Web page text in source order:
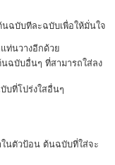
ฉบับทีละฉบับเพื่อให้มั่นใจ
ท่นวางอีกด้วย
ฉบับอื่นๆ ที่สามารถใส่ลง
บที่โปร่งใสอื่นๆ
นตัวป้อน ต้นฉบับที่ใส่จะ